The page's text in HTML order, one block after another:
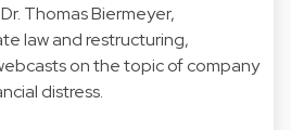
Thomas Biermeyer,
law and restructuring,
on the topic of company
distress.